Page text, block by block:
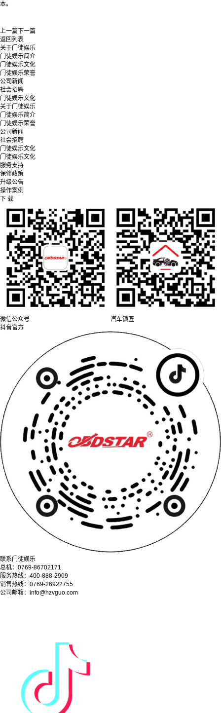
本。
上一篇 下一篇
返回列表
关于门徒娱乐
门徒娱乐简介
门徒娱乐文化
门徒娱乐荣誉
公司新闻
社会招聘
门徒娱乐文化
关于门徒娱乐
门徒娱乐简介
门徒娱乐荣誉
公司新闻
社会招聘
门徒娱乐文化
门徒娱乐文化
服务支持
保修政策
升级公告
操作案例
下 载
微信公众号
抖音官方
汽车锁匠
联系门徒娱乐
总机：0769-86702171
服务热线：400-888-2909
销售热线：0769-26922755
公司邮箱：info@hzvguo.com